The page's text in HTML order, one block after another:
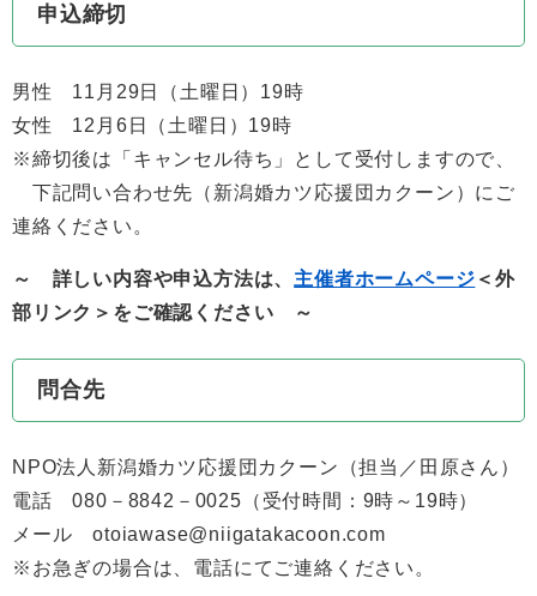
申込締切
男性 11月29日（土曜日）19時
女性 12月6日（土曜日）19時
※締切後は「キャンセル待ち」として受付しますので、
下記問い合わせ先（新潟婚カツ応援団カクーン）にご
連絡ください。
～ 詳しい内容や申込方法は、 主催者ホームページ ＜外
部リンク＞ をご確認ください ～
問合先
NPO法人新潟婚カツ応援団カクーン（担当／田原さん）
電話 080－8842－0025（受付時間：9時～19時）
メール otoiawase@niigatakacoon.com
※お急ぎの場合は、電話にてご連絡ください。